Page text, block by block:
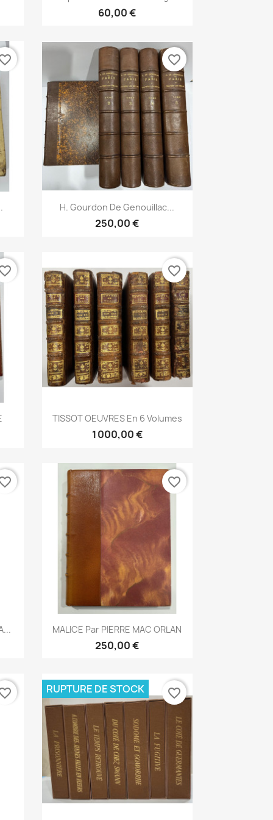
60,00 €
Aperçu rapide
H. Gourdon De Genouillac...
250,00 €
favorite_border
Aperçu rapide
TISSOT OEUVRES En 6 Volumes
1 000,00 €
favorite_border
Aperçu rapide
MALICE Par PIERRE MAC ORLAN
250,00 €
favorite_border
RUPTURE DE STOCK favorite_border